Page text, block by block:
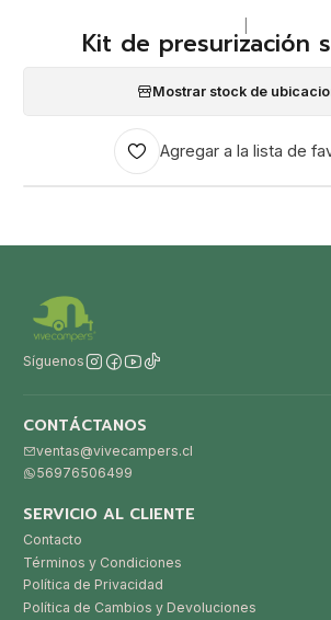
Kit de presurización
Mostrar stock de
Agregar a la lista de
Síguenos
CONTÁCTANOS
ventas@vivecampers.cl
56976506499
SERVICIO AL CLIENTE
Contacto
Términos y Condiciones
Política de Privacidad
Política de Cambios y Devoluciones